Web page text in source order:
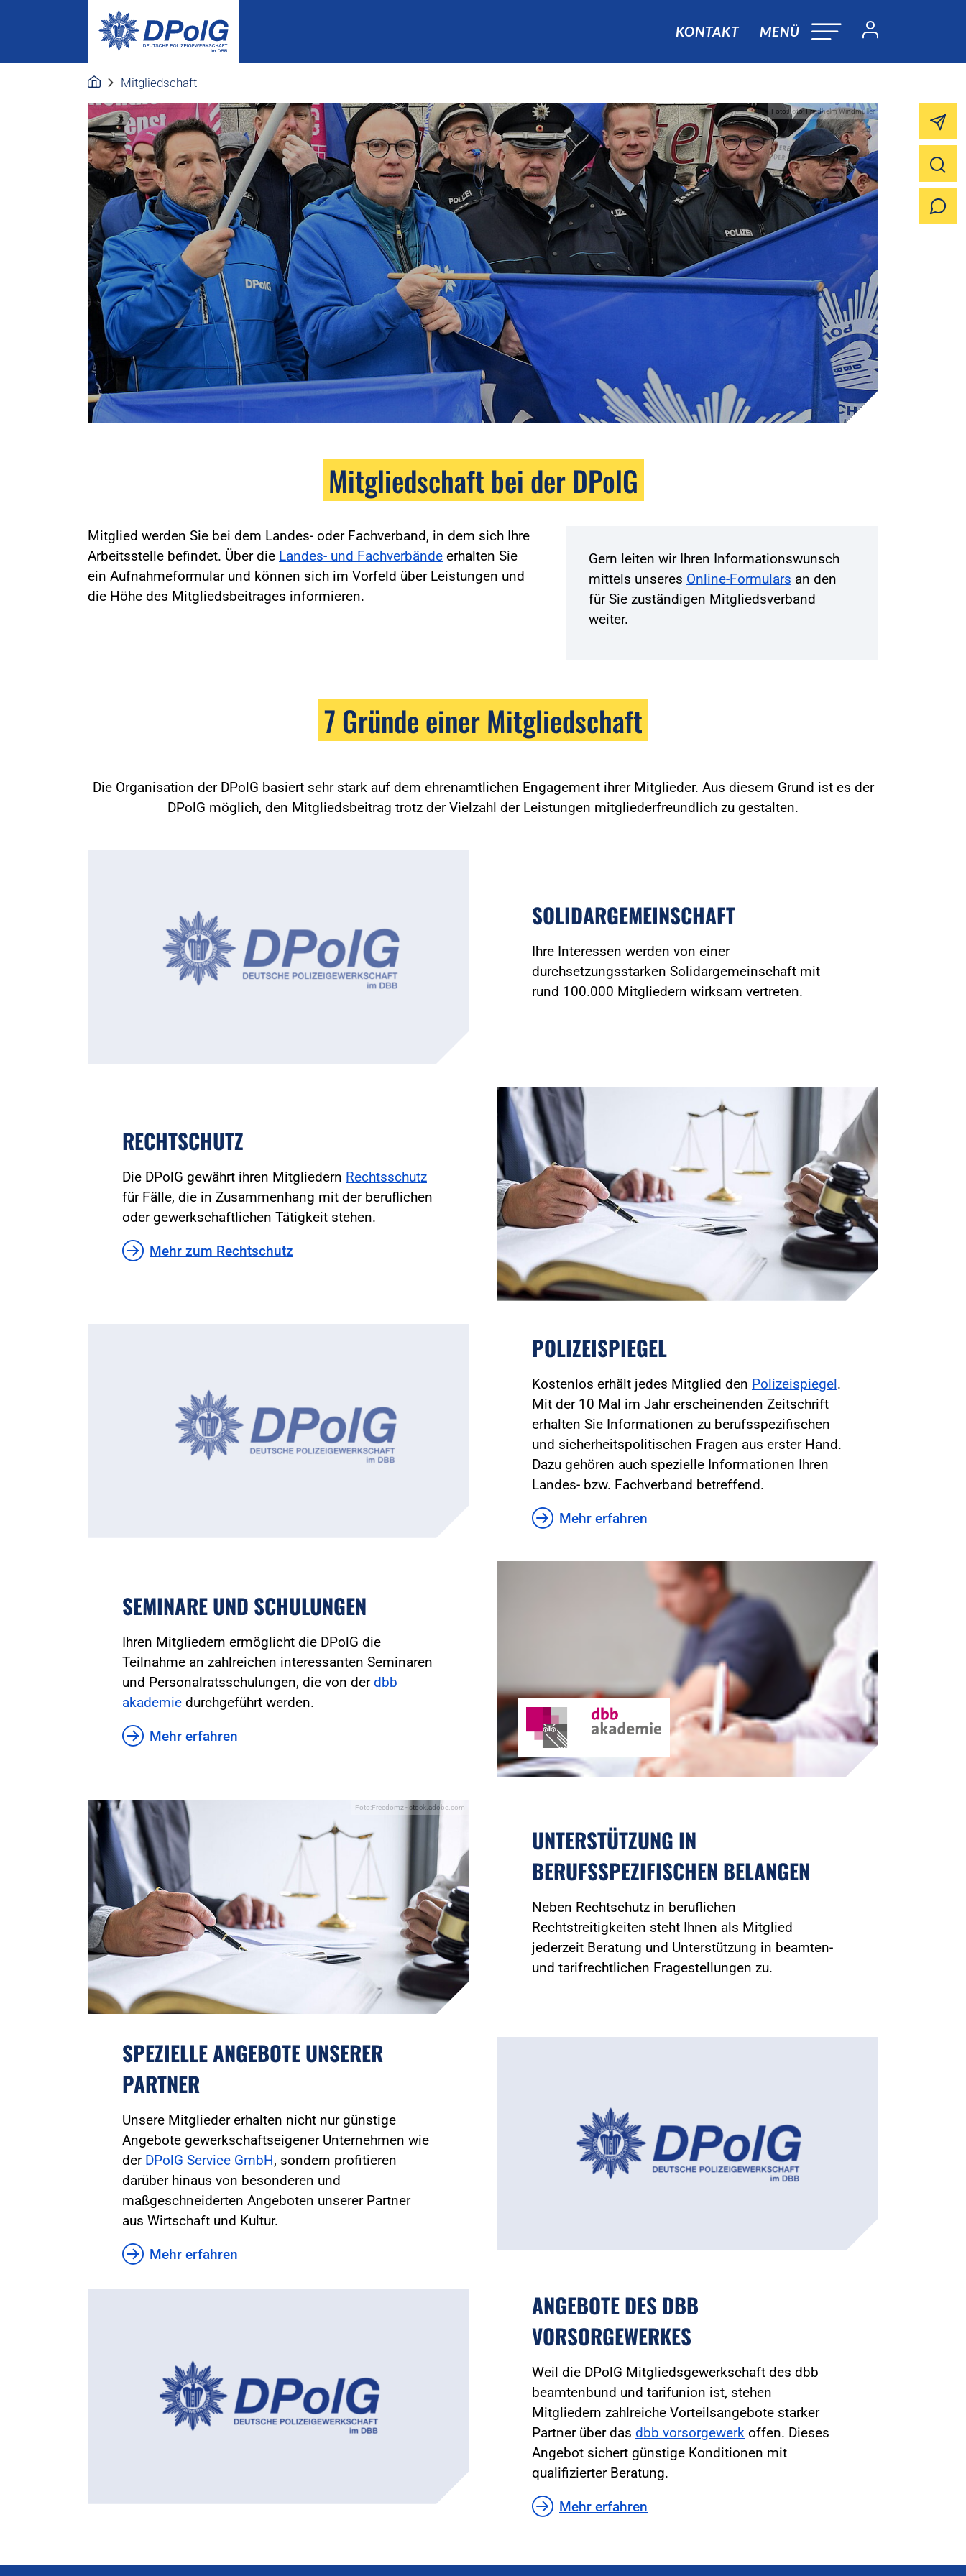
KONTAKT MENÜ
Mitgliedschaft
Foto:Foto: Friedhelm Windmüller
Mitgliedschaft bei der DPolG
Mitglied werden Sie bei dem Landes- oder Fachverband, in dem sich Ihre
Arbeitsstelle befindet. Über die Landes- und Fachverbände erhalten Sie
ein Aufnahmeformular und können sich im Vorfeld über Leistungen und
die Höhe des Mitgliedsbeitrages informieren.
Gern leiten wir Ihren Informationswunsch
mittels unseres Online-Formulars an den
für Sie zuständigen Mitgliedsverband
weiter.
7 Gründe einer Mitgliedschaft
Die Organisation der DPolG basiert sehr stark auf dem ehrenamtlichen Engagement ihrer Mitglieder. Aus diesem Grund ist es der
DPolG möglich, den Mitgliedsbeitrag trotz der Vielzahl der Leistungen mitgliederfreundlich zu gestalten.
SOLIDARGEMEINSCHAFT
Ihre Interessen werden von einer
durchsetzungsstarken Solidargemeinschaft mit
rund 100.000 Mitgliedern wirksam vertreten.
RECHTSCHUTZ
Die DPolG gewährt ihren Mitgliedern Rechtsschutz
für Fälle, die in Zusammenhang mit der beruflichen
oder gewerkschaftlichen Tätigkeit stehen.
Mehr zum Rechtschutz
POLIZEISPIEGEL
Kostenlos erhält jedes Mitglied den Polizeispiegel.
Mit der 10 Mal im Jahr erscheinenden Zeitschrift
erhalten Sie Informationen zu berufsspezifischen
und sicherheitspolitischen Fragen aus erster Hand.
Dazu gehören auch spezielle Informationen Ihren
Landes- bzw. Fachverband betreffend.
Mehr erfahren
SEMINARE UND SCHULUNGEN
Ihren Mitgliedern ermöglicht die DPolG die
Teilnahme an zahlreichen interessanten Seminaren
und Personalratsschulungen, die von derdbb
akademie durchgeführt werden.
Mehr erfahren
Foto:Freedomz - stock.adobe.com
UNTERSTÜTZUNG IN
BERUFSSPEZIFISCHEN BELANGEN
Neben Rechtschutz in beruflichen
Rechtstreitigkeiten steht Ihnen als Mitglied
jederzeit Beratung und Unterstützung in beamten-
und tarifrechtlichen Fragestellungen zu.
SPEZIELLE ANGEBOTE UNSERER
PARTNER
Unsere Mitglieder erhalten nicht nur günstige
Angebote gewerkschaftseigener Unternehmen wie
der DPolG Service GmbH, sondern profitieren
darüber hinaus von besonderen und
maßgeschneiderten Angeboten unserer Partner
aus Wirtschaft und Kultur.
Mehr erfahren
ANGEBOTE DES DBB
VORSORGEWERKES
Weil die DPolG Mitgliedsgewerkschaft des dbb
beamtenbund und tarifunion ist, stehen
Mitgliedern zahlreiche Vorteilsangebote starker
Partner über das dbb vorsorgewerk offen. Dieses
Angebot sichert günstige Konditionen mit
qualifizierter Beratung.
Mehr erfahren